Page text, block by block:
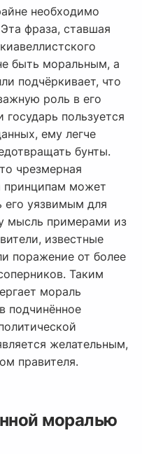
необходимо
фраза, ставшая
быть моральным, а
подчёркивает, что
роль в его
государь пользуется
ему легче
бунты.
чрезмерная
принципам может
его уязвимым для
мысль примерами из
известные
поражение от более
Таким
мораль
подчинённое
желательным,
правителя.
моралью